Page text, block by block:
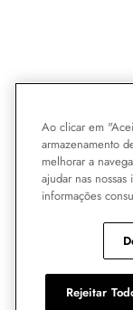
Ao clicar em
armazenamento
melhorar a
ajudar nas
informações
Rejeitar